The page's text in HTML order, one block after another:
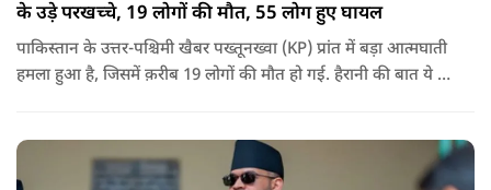
के उड़े परखच्चे, 19 लोगों की मौत, 55 लोग हुए घायल
पाकिस्तान के उत्तर-पश्चिमी खैबर पख्तूनख्वा (KP) प्रांत में बड़ा आत्मघाती
हमला हुआ है, जिसमें क़रीब 19 लोगों की मौत हो गई. हैरानी की बात ये है